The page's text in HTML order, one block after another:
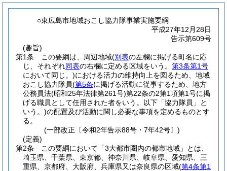
○東広島市地域おこし協力隊事業実施要綱
平成27年12月28日
告示第609号
(趣旨)
第1条
この要綱は、周辺地域(別表の左欄に掲げる町名に応
じ、それぞれ同表の右欄に定める区域をいう。 第3条第1号
において同じ。)における活力の維持向上を図るため、地域
おこし協力隊員(第5条に掲げる活動に従事するため、地方
公務員法(昭和25年法律第261号)第22条の2第1項第1号に掲
げる職員として任用された者をいう。以下「協力隊員」と
いう。)の配置及び活動に関し必要な事項を定めるものとす
る。
(一部改正〔令和2年告示88号・7年42号〕)
(定義)
第2条
この要綱において「3大都市圏内の都市地域」とは、
埼玉県、千葉県、東京都、神奈川県、岐阜県、愛知県、三
重県、京都府、大阪府、兵庫県又は奈良県の区域(第4条第1